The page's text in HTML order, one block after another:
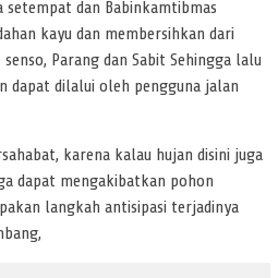
dan Babinkamtibmas
kayu dan membersihkan dari
Parang dan Sabit Sehingga lalu
dapat dilalui oleh pengguna jalan
karena kalau hujan disini juga
dapat mengakibatkan pohon
langkah antisipasi terjadinya